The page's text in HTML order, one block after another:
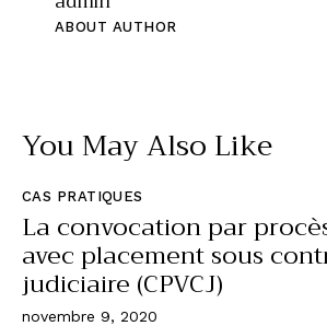
ABOUT AUTHOR
You May Also Like
CAS PRATIQUES
La convocation par
avec placement sous
judiciaire (CPVCJ)
novembre 9, 2020